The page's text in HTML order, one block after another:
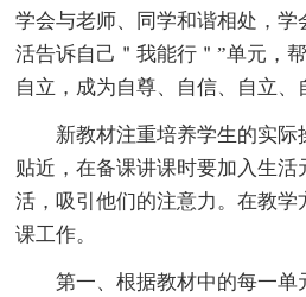
学会与老师、同学和谐相处，学
活告诉自己＂我能行＂”单元，
自立，成为自尊、自信、自立、
新教材注重培养学生的实际
贴近，在备课讲课时要加入生活
活，吸引他们的注意力。在教学
课工作。
第一、根据教材中的每一单